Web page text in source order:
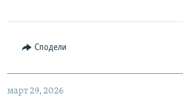
Сподели
март 29, 2026